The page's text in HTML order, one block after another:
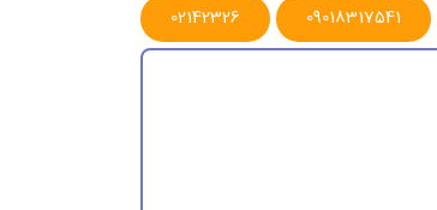
09018317541
02142326